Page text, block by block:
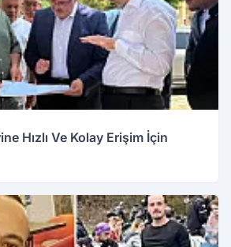
Hızlı Ve Kolay Erişim İçin